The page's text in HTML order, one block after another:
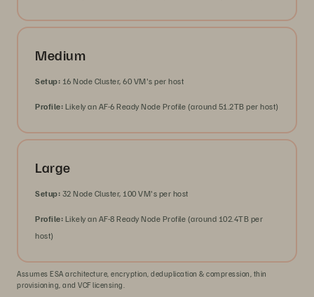
Medium
Setup: 16 Node Cluster, 60 VM's per host
Profile: Likely an AF-6 Ready Node Profile (around 51.2TB per host)
Large
Setup: 32 Node Cluster, 100 VM's per host
Profile: Likely an AF-8 Ready Node Profile (around 102.4TB per
host)
Assumes ESA architecture, encryption, deduplication & compression, thin
provisioning, and VCF licensing.